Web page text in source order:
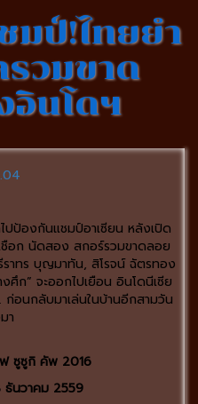
มป์!ไทยยำ
วมขาด
อินโดฯ
ปป้องกันแชมป์อาเซียน หลังเปิด
อก นัดสอง สกอร์รวมขาดลอย
าทร บุญมาทัน, สิโรจน์ ฉัตรทอง
ศึก” จะออกไปเยือน อินโดนีเซีย
ก่อนกลับมาเล่นในบ้านอีกสามวัน
า
ซูซูกิ คัพ 2016
นวาคม 2559